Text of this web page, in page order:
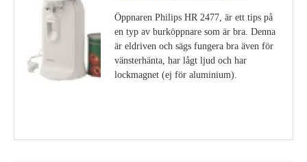
Öppnaren Philips HR 2477, är ett tips på
en typ av burköppnare som är bra. Denna
är eldriven och sägs fungera bra även för
vänsterhänta, har lågt ljud och har
lockmagnet (ej för aluminium).